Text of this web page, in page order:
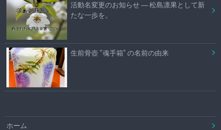
活動名変更のお知らせ ― 松島凛果として新
たな一歩を。
生前骨壺 “魂手箱” の名前の由来
ホーム